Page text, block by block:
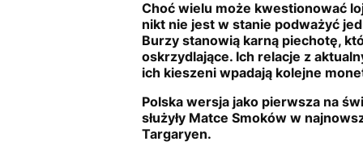
Choć wielu może kwestionować
nikt nie jest w stanie podważyć
Burzy stanowią karną piechotę,
oskrzydlające. Ich relacje z
ich kieszeni wpadają kolejne
Polska wersja jako pierwsza na
służyły Matce Smoków w
Targaryen.